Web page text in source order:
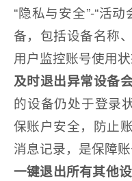
“隐私与安全”-“活
备，包括设备名称
用户监控账号使用
及时退出异常设备
的设备仍处于登录
保账户安全，防止
消息记录，是保障
一键退出所有其他